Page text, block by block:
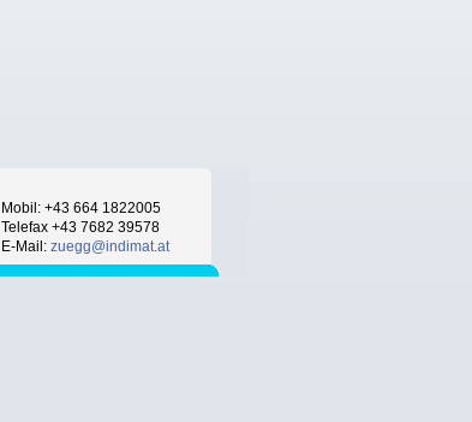
Mobil: +43 664 1822005
Telefax +43 7682 39578
E-Mail: zuegg@indimat.at